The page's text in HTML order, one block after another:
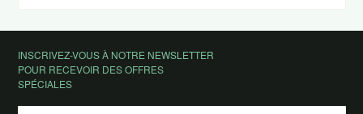
INSCRIVEZ-VOUS À NOTRE NEWSLETTER
POUR RECEVOIR DES OFFRES
SPÉCIALES